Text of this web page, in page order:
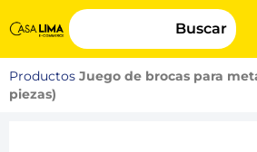
Buscar
Productos Juego de brocas para
piezas)